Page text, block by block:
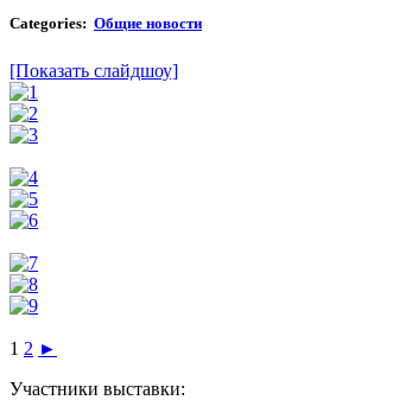
Categories: Общие новости
[Показать слайдшоу]
1 2 ►
Участники выставки: